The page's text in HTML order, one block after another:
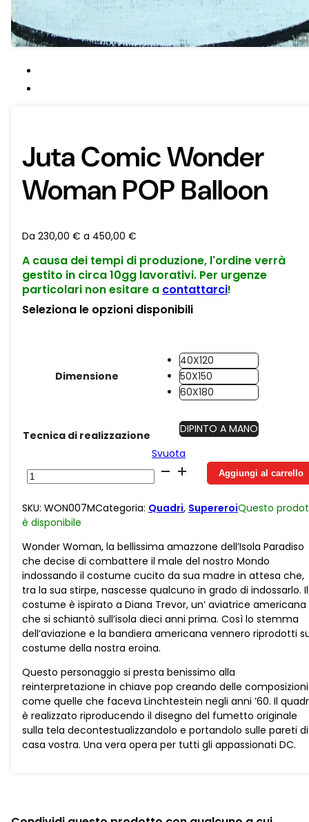
Juta Comic Wonder
Woman POP Balloon
Da 230,00 € a 450,00 €
A causa dei tempi di produzione, l'ordine verrà
gestito in circa 10gg lavorativi. Per urgenze
particolari non esitare a contattarci!
Seleziona le opzioni disponibili
Dimensione
40X120
50X150
60X180
Tecnica di realizzazione
DIPINTO A MANO
Svuota
Juta
Comic
Woman
POP
Balloon
quantità
Aggiungi al carrello
SKU: WON007MCategoria: Quadri, SupereroiQuesto
è disponibile
Wonder Woman, la bellissima amazzone dell’Isola Paradiso
che decise di combattere il male del nostro Mondo
indossando il costume cucito da sua madre in attesa che,
tra la sua stirpe, nascesse qualcuno in grado di indossarlo. Il
costume è ispirato a Diana Trevor, un’ aviatrice americana
che si schiantò sull’isola dieci anni prima. Così lo stemma
dell’aviazione e la bandiera americana vennero riprodotti
costume della nostra eroina.
Questo personaggio si presta benissimo alla
reinterpretazione in chiave pop creando delle composizioni
come quelle che faceva Linchtestein negli anni ’60. Il
è realizzato riproducendo il disegno del fumetto originale
sulla tela decontestualizzandolo e portandolo sulle pareti di
casa vostra. Una vera opera per tutti gli appassionati DC.